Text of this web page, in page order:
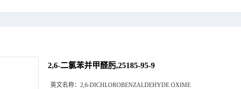
2,6-二氯苯并甲醛肟,25185-95-9
英文名称： 2,6-DICHLOROBENZALDEHYDE OXIME